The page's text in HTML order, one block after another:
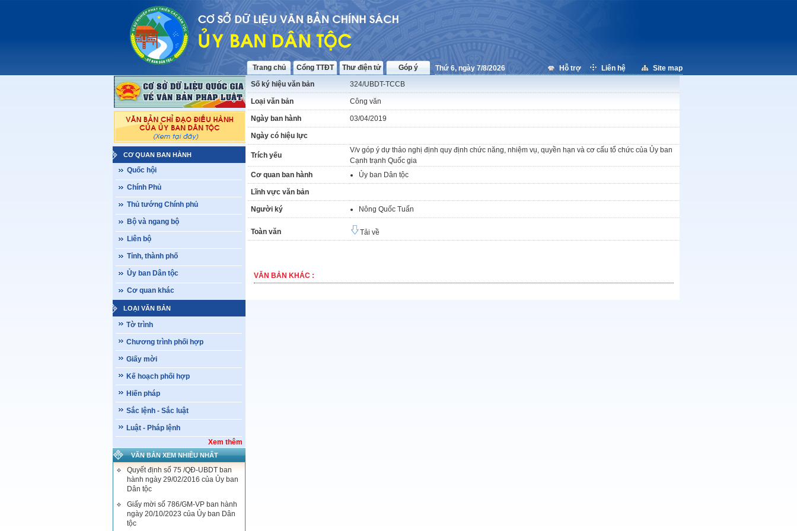
Trang chủ Cổng TTĐT Thư điện tử Góp ý Thứ 6, ngày 7/8/2026 Hỗ trợ Liên hệ Site map
CƠ QUAN BAN HÀNH
Quốc hội
Chính Phủ
Thủ tướng Chính phủ
Bộ và ngang bộ
Liên bộ
Tỉnh, thành phố
Ủy ban Dân tộc
Cơ quan khác
LOẠI VĂN BẢN
Tờ trình
Chương trình phối hợp
Giấy mời
Kế hoạch phối hợp
Hiến pháp
Sắc lệnh - Sắc luật
Luật - Pháp lệnh
Xem thêm
VĂN BẢN XEM NHIỀU NHẤT
Quyết định số 75 /QĐ-UBDT ban
hành ngày 29/02/2016 của Ủy ban
Dân tộc
Giấy mời số 786/GM-VP ban hành
ngày 20/10/2023 của Ủy ban Dân
tộc
Số ký hiệu văn bản 324/UBDT-TCCB
Loại văn bản Công văn
Ngày ban hành 03/04/2019
Ngày có hiệu lực
Trích yếu
V/v góp ý dự thảo nghị định quy định chức năng, nhiệm vụ, quyền hạn và cơ cấu tổ chức của Ủy ban
Cạnh trạnh Quốc gia
Cơ quan ban hành
Ủy ban Dân tộc
Lĩnh vực văn bản
Người ký Nông Quốc Tuấn
Toàn văn Tải về
VĂN BẢN KHÁC :